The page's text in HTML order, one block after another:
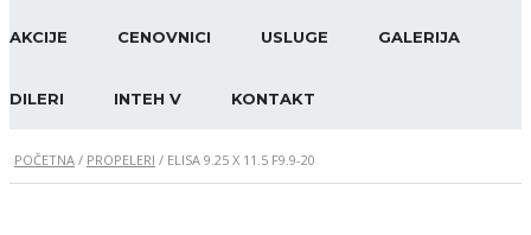
AKCIJE CENOVNICI USLUGE GALERIJA
DILERI INTEH V KONTAKT
POČETNA / PROPELERI / ELISA 9.25 X 11.5 F9.9-20